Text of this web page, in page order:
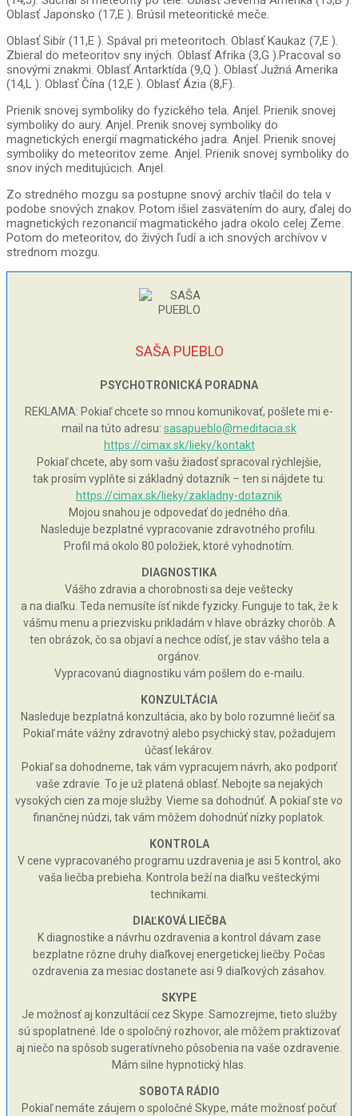
Oblasť Japonsko (17,E ). Brúsil meteoritické meče.
Oblasť Sibír (11,E ). Spával pri meteoritoch. Oblasť Kaukaz (7,E ).
Zbieral do meteoritov sny iných. Oblasť Afrika (3,G ).Pracoval so
snovými znakmi. Oblasť Antarktída (9,Q ). Oblasť Južná Amerika
(14,L ). Oblasť Čína (12,E ). Oblasť Ázia (8,F).
Prienik snovej symboliky do fyzického tela. Anjel. Prienik snovej
symboliky do aury. Anjel. Prenik snovej symboliky do
magnetických energií magmatického jadra. Anjel. Prienik snovej
symboliky do meteoritov zeme. Anjel. Prienik snovej symboliky do
snov iných meditujúcich. Anjel.
Zo stredného mozgu sa postupne snový archív tlačil do tela v
podobe snových znakov. Potom išiel zasvätením do aury, ďalej do
magnetických rezonancií magmatického jadra okolo celej Zeme.
Potom do meteoritov, do živých ľudí a ich snových archívov v
strednom mozgu.
SAŠA PUEBLO
PSYCHOTRONICKÁ PORADNA
REKLAMA: Pokiaľ chcete so mnou komunikovať, pošlete mi e-
mail na túto adresu: sasapueblo@meditacia.sk
https://cimax.sk/lieky/kontakt
Pokiaľ chcete, aby som vašu žiadosť spracoval rýchlejšie,
tak prosím vyplňte si základný dotazník – ten si nájdete tu:
https://cimax.sk/lieky/zakladny-dotaznik
Mojou snahou je odpovedať do jedného dňa.
Nasleduje bezplatné vypracovanie zdravotného profilu.
Profil má okolo 80 položiek, ktoré vyhodnotím.
DIAGNOSTIKA
Vášho zdravia a chorobnosti sa deje veštecky
a na diaľku. Teda nemusíte ísť nikde fyzicky. Funguje to tak, že k
vášmu menu a priezvisku prikladám v hlave obrázky chorôb. A
ten obrázok, čo sa objaví a nechce odísť, je stav vášho tela a
orgánov.
Vypracovanú diagnostiku vám pošlem do e-mailu.
KONZULTÁCIA
Nasleduje bezplatná konzultácia, ako by bolo rozumné liečiť sa.
Pokiaľ máte vážny zdravotný alebo psychický stav, požadujem
účasť lekárov.
Pokiaľ sa dohodneme, tak vám vypracujem návrh, ako podporiť
vaše zdravie. To je už platená oblasť. Nebojte sa nejakých
vysokých cien za moje služby. Vieme sa dohodnúť. A pokiaľ ste vo
finančnej núdzi, tak vám môžem dohodnúť nízky poplatok.
KONTROLA
V cene vypracovaného programu uzdravenia je asi 5 kontrol, ako
vaša liečba prebieha. Kontrola beží na diaľku vešteckými
technikami.
DIAĽKOVÁ LIEČBA
K diagnostike a návrhu ozdravenia a kontrol dávam zase
bezplatne rôzne druhy diaľkovej energetickej liečby. Počas
ozdravenia za mesiac dostanete asi 9 diaľkových zásahov.
SKYPE
Je možnosť aj konzultácií cez Skype. Samozrejme, tieto služby
sú spoplatnené. Ide o spoločný rozhovor, ale môžem praktizovať
aj niečo na spôsob sugeratívneho pôsobenia na vaše ozdravenie.
Mám silne hypnotický hlas.
SOBOTA RÁDIO
Pokiaľ nemáte záujem o spoločné Skype, máte možnosť počuť